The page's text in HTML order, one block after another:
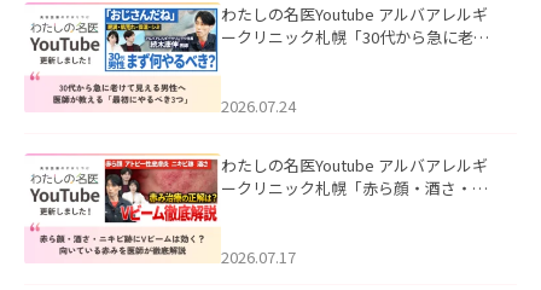
わたしの名医Youtube アルバアレルギ
ークリニック札幌「30代から急に老け
た。
2026.07.24
わたしの名医Youtube アルバアレルギ
ークリニック札幌「赤ら顔・酒さ・ニ
した。
2026.07.17